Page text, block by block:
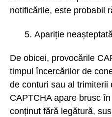
notificările, este probabil
Apariție
De obicei, provocările
timpul încercărilor de
de conturi sau al trimiterii
CAPTCHA apare brusc
conținut fără legătură,